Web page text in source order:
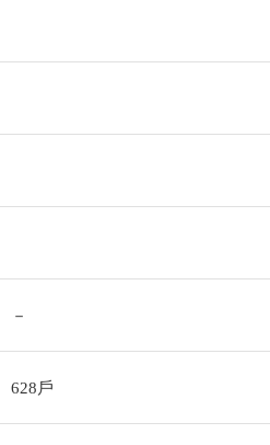
－
628戶